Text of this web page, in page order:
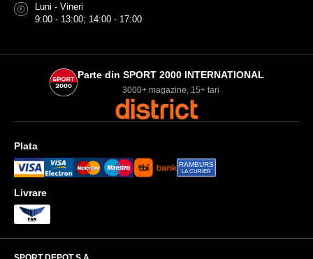
Luni - Vineri
9:00 - 13:00; 14:00 - 17:00
Parte din SPORT 2000 INTERNATIONAL
3000+ magazine, 15+ tari
Plata
RAMBURS
LA CURIER
Livrare